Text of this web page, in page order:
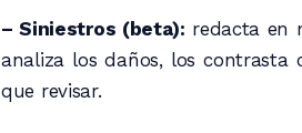
– Siniestros (beta): redacta en
analiza los daños, los contrasta
que revisar.